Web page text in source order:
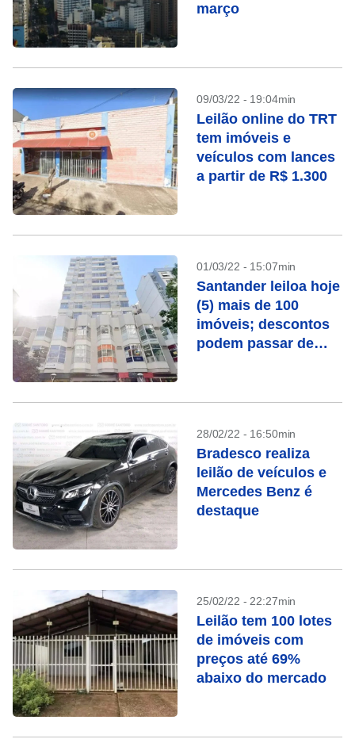
março
09/03/22 - 19:04min
Leilão online do TRT
tem imóveis e
veículos com lances
a partir de R$ 1.300
01/03/22 - 15:07min
Santander leiloa hoje
(5) mais de 100
imóveis; descontos
podem passar de
28/02/22 - 16:50min
Bradesco realiza
leilão de veículos e
Mercedes Benz é
destaque
25/02/22 - 22:27min
Leilão tem 100 lotes
de imóveis com
preços até 69%
abaixo do mercado